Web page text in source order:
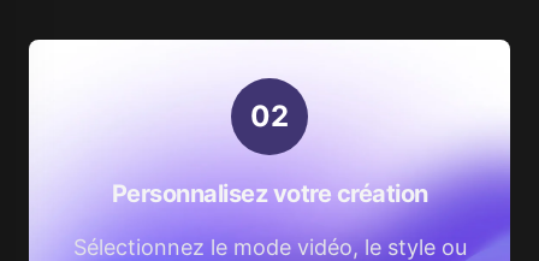
02
Personnalisez votre création
Sélectionnez le mode vidéo, le style ou